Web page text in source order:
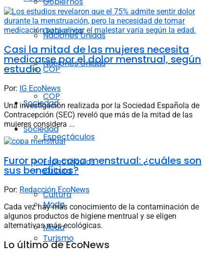
Naciones Unidas
COP
Sociedad
Espectáculos
Cultura
Moda
Turismo
Gobiernos
Naciones Unidas
COP
Sociedad
Espectáculos
Cultura
Moda
Casi la mitad de las mujeres necesita
medicarse por el dolor menstrual, según
estudio
Por: IG EcoNews
Una investigación realizada por la Sociedad Española de
Contracepción (SEC) reveló que más de la mitad de las
mujeres considera ...
Furor por la copa menstrual: ¿cuáles son
sus beneficios?
Por: Redacción EcoNews
Cada vez hay más conocimiento de la contaminación de
algunos productos de higiene mentrual y se eligen
alternativas más ecológicas.
Lo último de EcoNews